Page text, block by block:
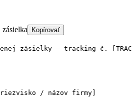
Kopírovať
zásielky — tracking č.
/ názov firmy]